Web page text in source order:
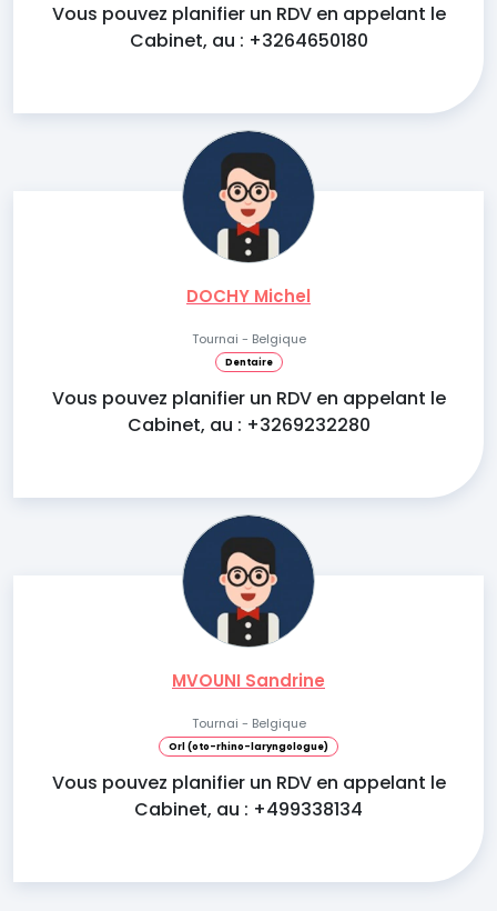
Vous pouvez planifier un RDV en appelant le
Cabinet, au : +3264650180
DOCHY Michel
Tournai - Belgique
Dentaire
Vous pouvez planifier un RDV en appelant le
Cabinet, au : +3269232280
MVOUNI Sandrine
Tournai - Belgique
Orl (oto-rhino-laryngologue)
Vous pouvez planifier un RDV en appelant le
Cabinet, au : +499338134